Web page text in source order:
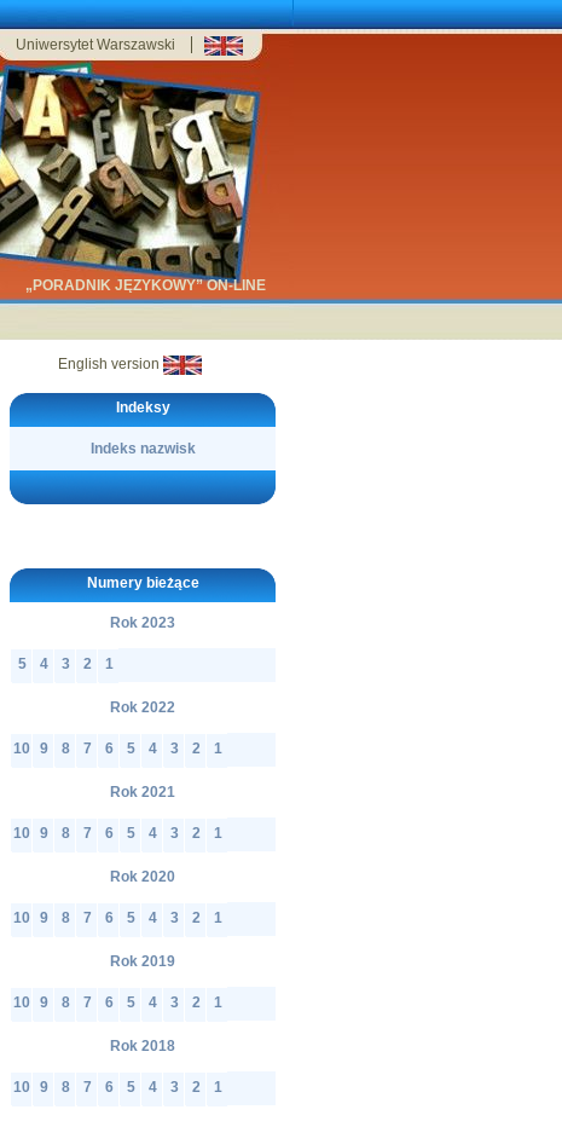
Uniwersytet Warszawski
„PORADNIK JĘZYKOWY” ON-LINE
English version
Indeksy
Indeks nazwisk
Numery bieżące
Rok 2023
5 4 3 2 1
Rok 2022
10 9 8 7 6 5 4 3 2 1
Rok 2021
10 9 8 7 6 5 4 3 2 1
Rok 2020
10 9 8 7 6 5 4 3 2 1
Rok 2019
10 9 8 7 6 5 4 3 2 1
Rok 2018
10 9 8 7 6 5 4 3 2 1